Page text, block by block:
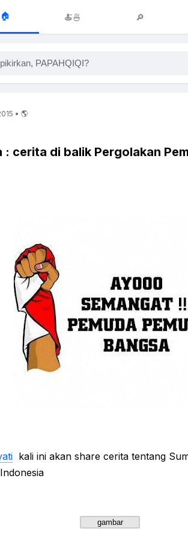
🏠 🍝🍜 🔎
PAPAHQIQI?
• 🌎
: cerita di balik Pergolakan
kali ini akan share cerita tentang